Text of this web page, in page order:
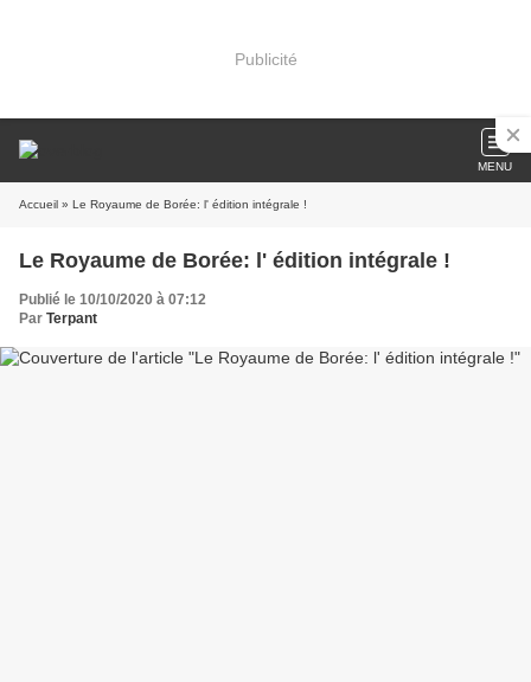
Publicité
MENU
Accueil » Le Royaume de Borée: l' édition intégrale !
Le Royaume de Borée: l' édition intégrale !
Publié le 10/10/2020 à 07:12
Par Terpant